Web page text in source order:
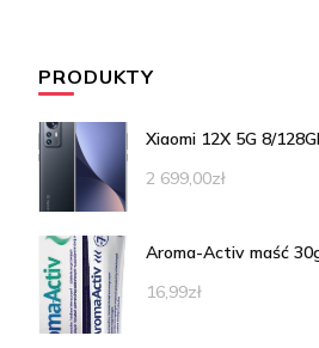
PRODUKTY
Xiaomi 12X 5G 8/
2 699,00zł
Aroma-Activ maść
16,99zł